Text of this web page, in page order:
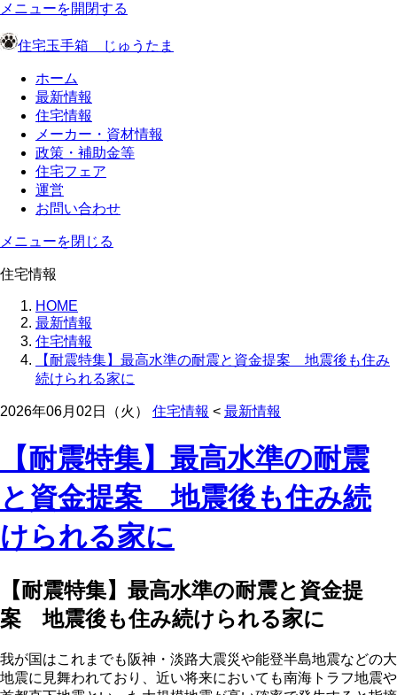
メニューを開閉する
住宅玉手箱 じゅうたま
ホーム
最新情報
住宅情報
メーカー・資材情報
政策・補助金等
住宅フェア
運営
お問い合わせ
メニューを閉じる
住宅情報
HOME
最新情報
住宅情報
【耐震特集】最高水準の耐震と資金提案 地震後も住み
続けられる家に
2026年06月02日（火） 住宅情報 < 最新情報
【耐震特集】最高水準の耐震
と資金提案 地震後も住み続
けられる家に
【耐震特集】最高水準の耐震と資金提
案 地震後も住み続けられる家に
我が国はこれまでも阪神・淡路大震災や能登半島地震などの大
地震に見舞われており、近い将来においても南海トラフ地震や